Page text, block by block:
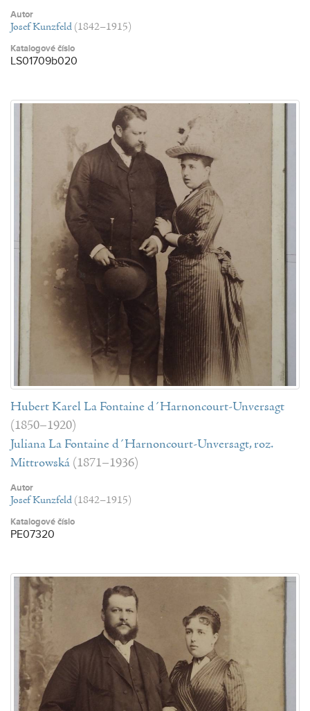
Autor
Josef Kunzfeld (1842–1915)
Katalogové číslo
LS01709b020
Hubert Karel La Fontaine d´Harnoncourt-Unversagt
(1850–1920)
Juliana La Fontaine d´Harnoncourt-Unversagt, roz.
Mittrowská (1871–1936)
Autor
Josef Kunzfeld (1842–1915)
Katalogové číslo
PE07320